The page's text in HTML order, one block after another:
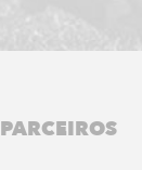
PARCEIROS